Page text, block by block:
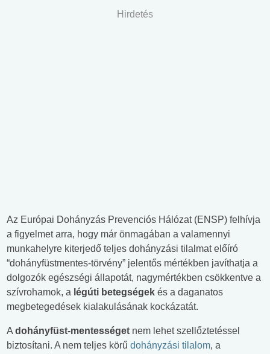
Hirdetés
Az Európai Dohányzás Prevenciós Hálózat (ENSP) felhívja
a figyelmet arra, hogy már önmagában a valamennyi
munkahelyre kiterjedő teljes dohányzási tilalmat előíró
“dohányfüstmentes-törvény” jelentős mértékben javíthatja a
dolgozók egészségi állapotát, nagymértékben csökkentve a
szívrohamok, a légúti betegségek és a daganatos
megbetegedések kialakulásának kockázatát.
A dohányfüst-mentességet nem lehet szellőztetéssel
biztosítani. A nem teljes körű dohányzási tilalom, a